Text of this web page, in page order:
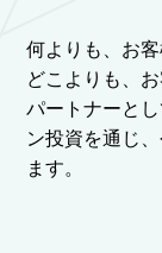
何よりも、お
どこよりも、
パートナーと
ン投資を通じ
ます。